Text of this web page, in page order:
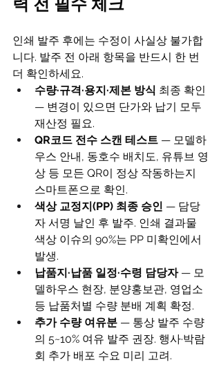
인쇄 발주 후에는 수정이 사실상 불가합
니다. 발주 전 아래 항목을 반드시 한 번
더 확인하세요.
수량·규격·용지·제본 방식 최종 확인
— 변경이 있으면 단가와 납기 모두
재산정 필요.
QR코드 전수 스캔 테스트 — 모델하
우스 안내, 동호수 배치도, 유튜브 영
상 등 모든 QR이 정상 작동하는지
스마트폰으로 확인.
색상 교정지(PP) 최종 승인 — 담당
자 서명 날인 후 발주. 인쇄 결과물
색상 이슈의 90%는 PP 미확인에서
발생.
납품지·납품 일정·수령 담당자 — 모
델하우스 현장, 분양홍보관, 영업소
등 납품처별 수량 분배 계획 확정.
추가 수량 여유분 — 통상 발주 수량
의 5~10% 여유 발주 권장. 행사·박람
회 추가 배포 수요 미리 고려.